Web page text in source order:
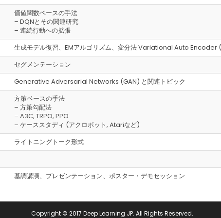
価値関数ベースの手法
– DQNとその関連研究
– 連続行動への拡張
生成モデル復習、EMアルゴリズム、変分法 Variational Auto
セグメンテーション
Generative Adversarial Networks (GAN) と関連トピック
方策ベースの手法
– 方策勾配法
– A3C, TRPO, PPO
– ケーススタディ (アクロボット, Atariなど)
ライトニングトーク形式
基調講演、プレゼンテーション、ポスター・デモセッション
Copyright © 2017 Deep Learning JP. All Rights Reserved.